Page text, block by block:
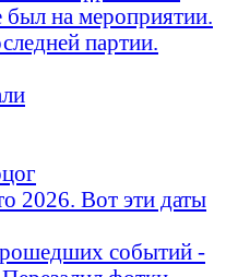
на мероприятии.
партии.
2026. Вот эти даты
событий -